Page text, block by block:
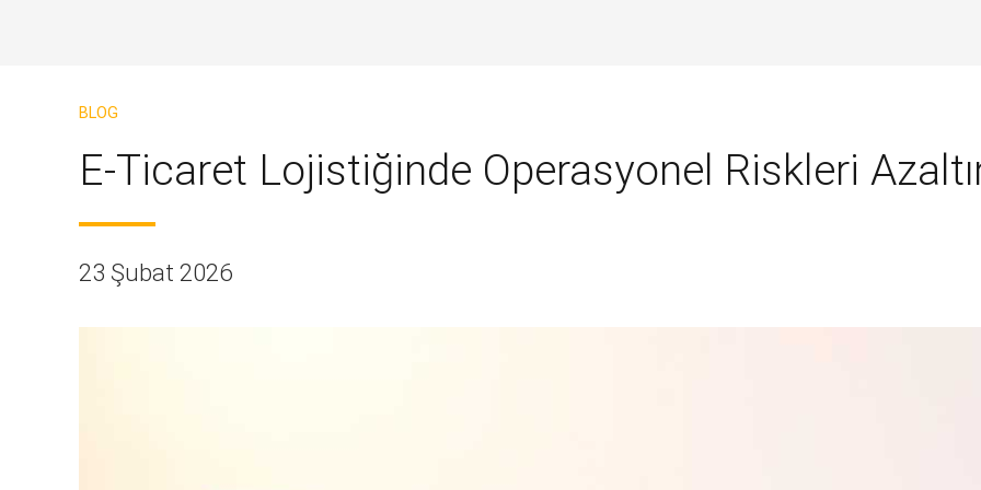
BLOG
E-Ticaret Lojistiğinde Operasyonel Riskleri
23 Şubat 2026